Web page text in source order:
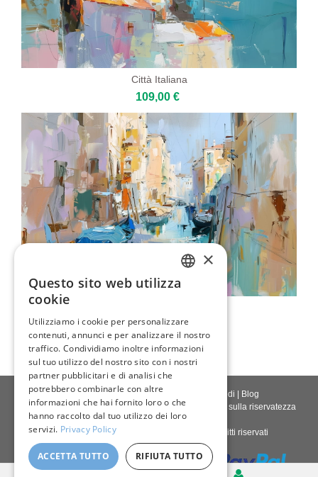
Città Italiana
109,00 €
109,00 €
Contattaci| Chi siamo|Qualità giclée Accedi | Blog
Politica di consegna |Politica di restituzione Politica sulla riservatezza
Diritto d'autore © 2026 - Tutti i diritti riservati
GERMAN
FRENCH
×
Questo sito web utilizza
cookie
Utilizziamo i cookie per personalizzare
contenuti, annunci e per analizzare il nostro
traffico. Condividiamo inoltre informazioni
sul tuo utilizzo del nostro sito con i nostri
partner pubblicitari e di analisi che
potrebbero combinarle con altre
informazioni che hai fornito loro o che
hanno raccolto dal tuo utilizzo dei loro
servizi. Privacy Policy
ACCETTA TUTTO RIFIUTA TUTTO